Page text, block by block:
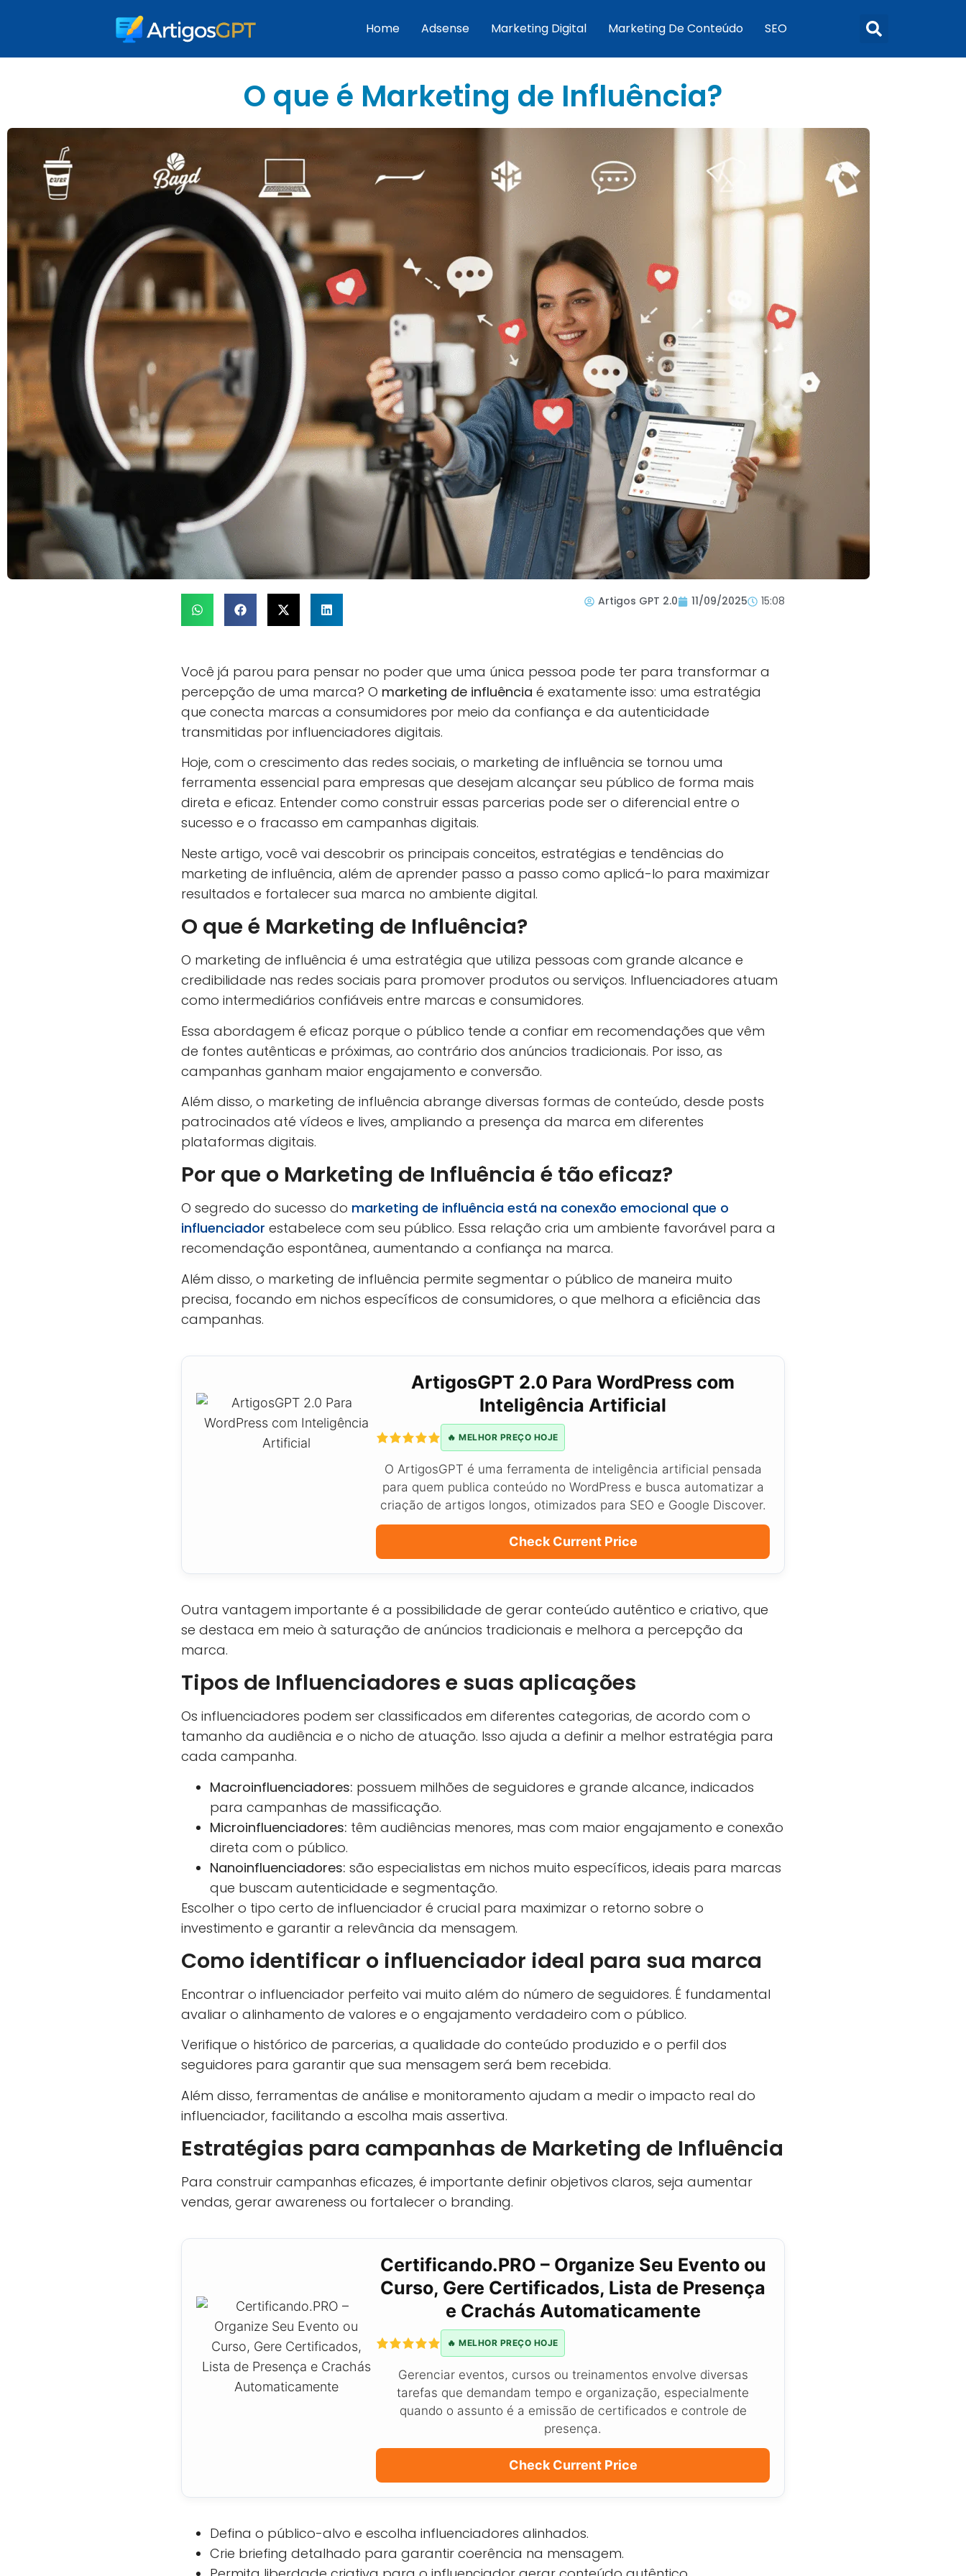
Home Adsense Marketing Digital Marketing De Conteúdo SEO
O que é Marketing de Influência?
Artigos GPT 2.0 11/09/2025 15:08
Você já parou para pensar no poder que uma única pessoa pode ter para transformar a
percepção de uma marca? O marketing de influência é exatamente isso: uma estratégia
que conecta marcas a consumidores por meio da confiança e da autenticidade
transmitidas por influenciadores digitais.
Hoje, com o crescimento das redes sociais, o marketing de influência se tornou uma
ferramenta essencial para empresas que desejam alcançar seu público de forma mais
direta e eficaz. Entender como construir essas parcerias pode ser o diferencial entre o
sucesso e o fracasso em campanhas digitais.
Neste artigo, você vai descobrir os principais conceitos, estratégias e tendências do
marketing de influência, além de aprender passo a passo como aplicá-lo para maximizar
resultados e fortalecer sua marca no ambiente digital.
O que é Marketing de Influência?
O marketing de influência é uma estratégia que utiliza pessoas com grande alcance e
credibilidade nas redes sociais para promover produtos ou serviços. Influenciadores atuam
como intermediários confiáveis entre marcas e consumidores.
Essa abordagem é eficaz porque o público tende a confiar em recomendações que vêm
de fontes autênticas e próximas, ao contrário dos anúncios tradicionais. Por isso, as
campanhas ganham maior engajamento e conversão.
Além disso, o marketing de influência abrange diversas formas de conteúdo, desde posts
patrocinados até vídeos e lives, ampliando a presença da marca em diferentes
plataformas digitais.
Por que o Marketing de Influência é tão eficaz?
O segredo do sucesso do marketing de influência está na conexão emocional que o
influenciador estabelece com seu público. Essa relação cria um ambiente favorável para a
recomendação espontânea, aumentando a confiança na marca.
Além disso, o marketing de influência permite segmentar o público de maneira muito
precisa, focando em nichos específicos de consumidores, o que melhora a eficiência das
campanhas.
ArtigosGPT 2.0 Para WordPress com
Inteligência Artificial
🔥 MELHOR PREÇO HOJE
O ArtigosGPT é uma ferramenta de inteligência artificial pensada
para quem publica conteúdo no WordPress e busca automatizar a
criação de artigos longos, otimizados para SEO e Google Discover.
Check Current Price
Outra vantagem importante é a possibilidade de gerar conteúdo autêntico e criativo, que
se destaca em meio à saturação de anúncios tradicionais e melhora a percepção da
marca.
Tipos de Influenciadores e suas aplicações
Os influenciadores podem ser classificados em diferentes categorias, de acordo com o
tamanho da audiência e o nicho de atuação. Isso ajuda a definir a melhor estratégia para
cada campanha.
Macroinfluenciadores: possuem milhões de seguidores e grande alcance, indicados
para campanhas de massificação.
Microinfluenciadores: têm audiências menores, mas com maior engajamento e conexão
direta com o público.
Nanoinfluenciadores: são especialistas em nichos muito específicos, ideais para marcas
que buscam autenticidade e segmentação.
Escolher o tipo certo de influenciador é crucial para maximizar o retorno sobre o
investimento e garantir a relevância da mensagem.
Como identificar o influenciador ideal para sua marca
Encontrar o influenciador perfeito vai muito além do número de seguidores. É fundamental
avaliar o alinhamento de valores e o engajamento verdadeiro com o público.
Verifique o histórico de parcerias, a qualidade do conteúdo produzido e o perfil dos
seguidores para garantir que sua mensagem será bem recebida.
Além disso, ferramentas de análise e monitoramento ajudam a medir o impacto real do
influenciador, facilitando a escolha mais assertiva.
Estratégias para campanhas de Marketing de Influência
Para construir campanhas eficazes, é importante definir objetivos claros, seja aumentar
vendas, gerar awareness ou fortalecer o branding.
Certificando.PRO – Organize Seu Evento ou
Curso, Gere Certificados, Lista de Presença
e Crachás Automaticamente
🔥 MELHOR PREÇO HOJE
Gerenciar eventos, cursos ou treinamentos envolve diversas
tarefas que demandam tempo e organização, especialmente
quando o assunto é a emissão de certificados e controle de
presença.
Check Current Price
Defina o público-alvo e escolha influenciadores alinhados.
Crie briefing detalhado para garantir coerência na mensagem.